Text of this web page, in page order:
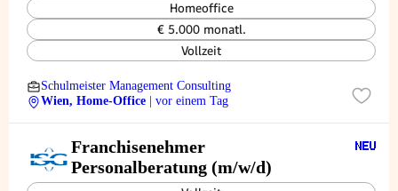
Homeoffice
€ 5.000 monatl.
Vollzeit
Schulmeister Management Consulting
Wien, Home-Office
| vor einem Tag
Franchisenehmer
Personalberatung (m/w/d)